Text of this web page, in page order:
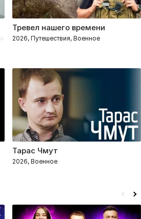
Тревел нашего времени
2026, Путешествия, Военное
Тарас Чмут
2026, Военное